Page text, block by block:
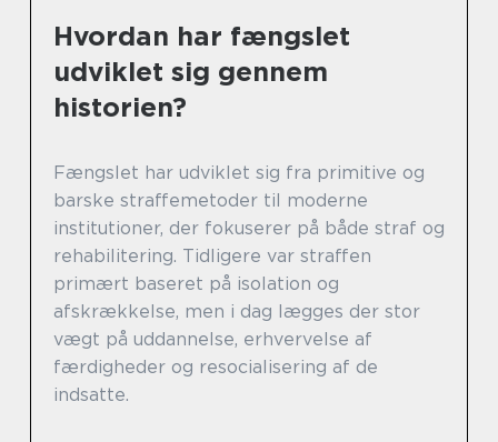
Hvordan har fængslet
udviklet sig gennem
historien?
Fængslet har udviklet sig fra primitive og
barske straffemetoder til moderne
institutioner, der fokuserer på både straf og
rehabilitering. Tidligere var straffen
primært baseret på isolation og
afskrækkelse, men i dag lægges der stor
vægt på uddannelse, erhvervelse af
færdigheder og resocialisering af de
indsatte.